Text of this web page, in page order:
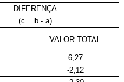
DIFERENÇA
(c = b - a)
VALOR TOTAL
6,27
-2,12